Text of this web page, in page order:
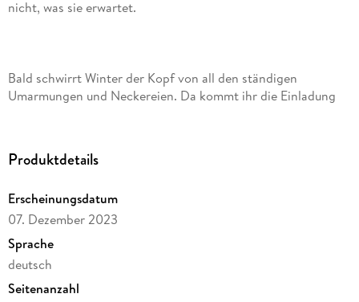
Bald schwirrt Winter der Kopf von all den ständigen
Umarmungen und Neckereien. Da kommt ihr die Einladung
Anstelle der ersehnten Stille erwartet sie jedoch eine
Produktdetails
Erscheinungsdatum
07. Dezember 2023
Sprache
deutsch
Seitenanzahl